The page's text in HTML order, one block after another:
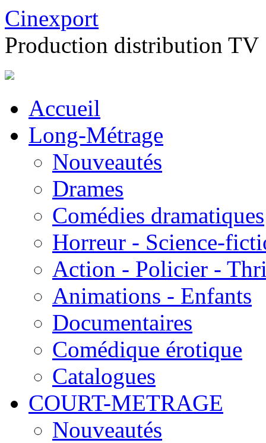
Cinexport
Production distribution TV
Accueil
Long-Métrage
Nouveautés
Drames
Comédies dramatiques
Horreur - Science-
Action - Policier -
Animations - Enfants
Documentaires
Comédique érotique
Catalogues
COURT-METRAGE
Nouveautés